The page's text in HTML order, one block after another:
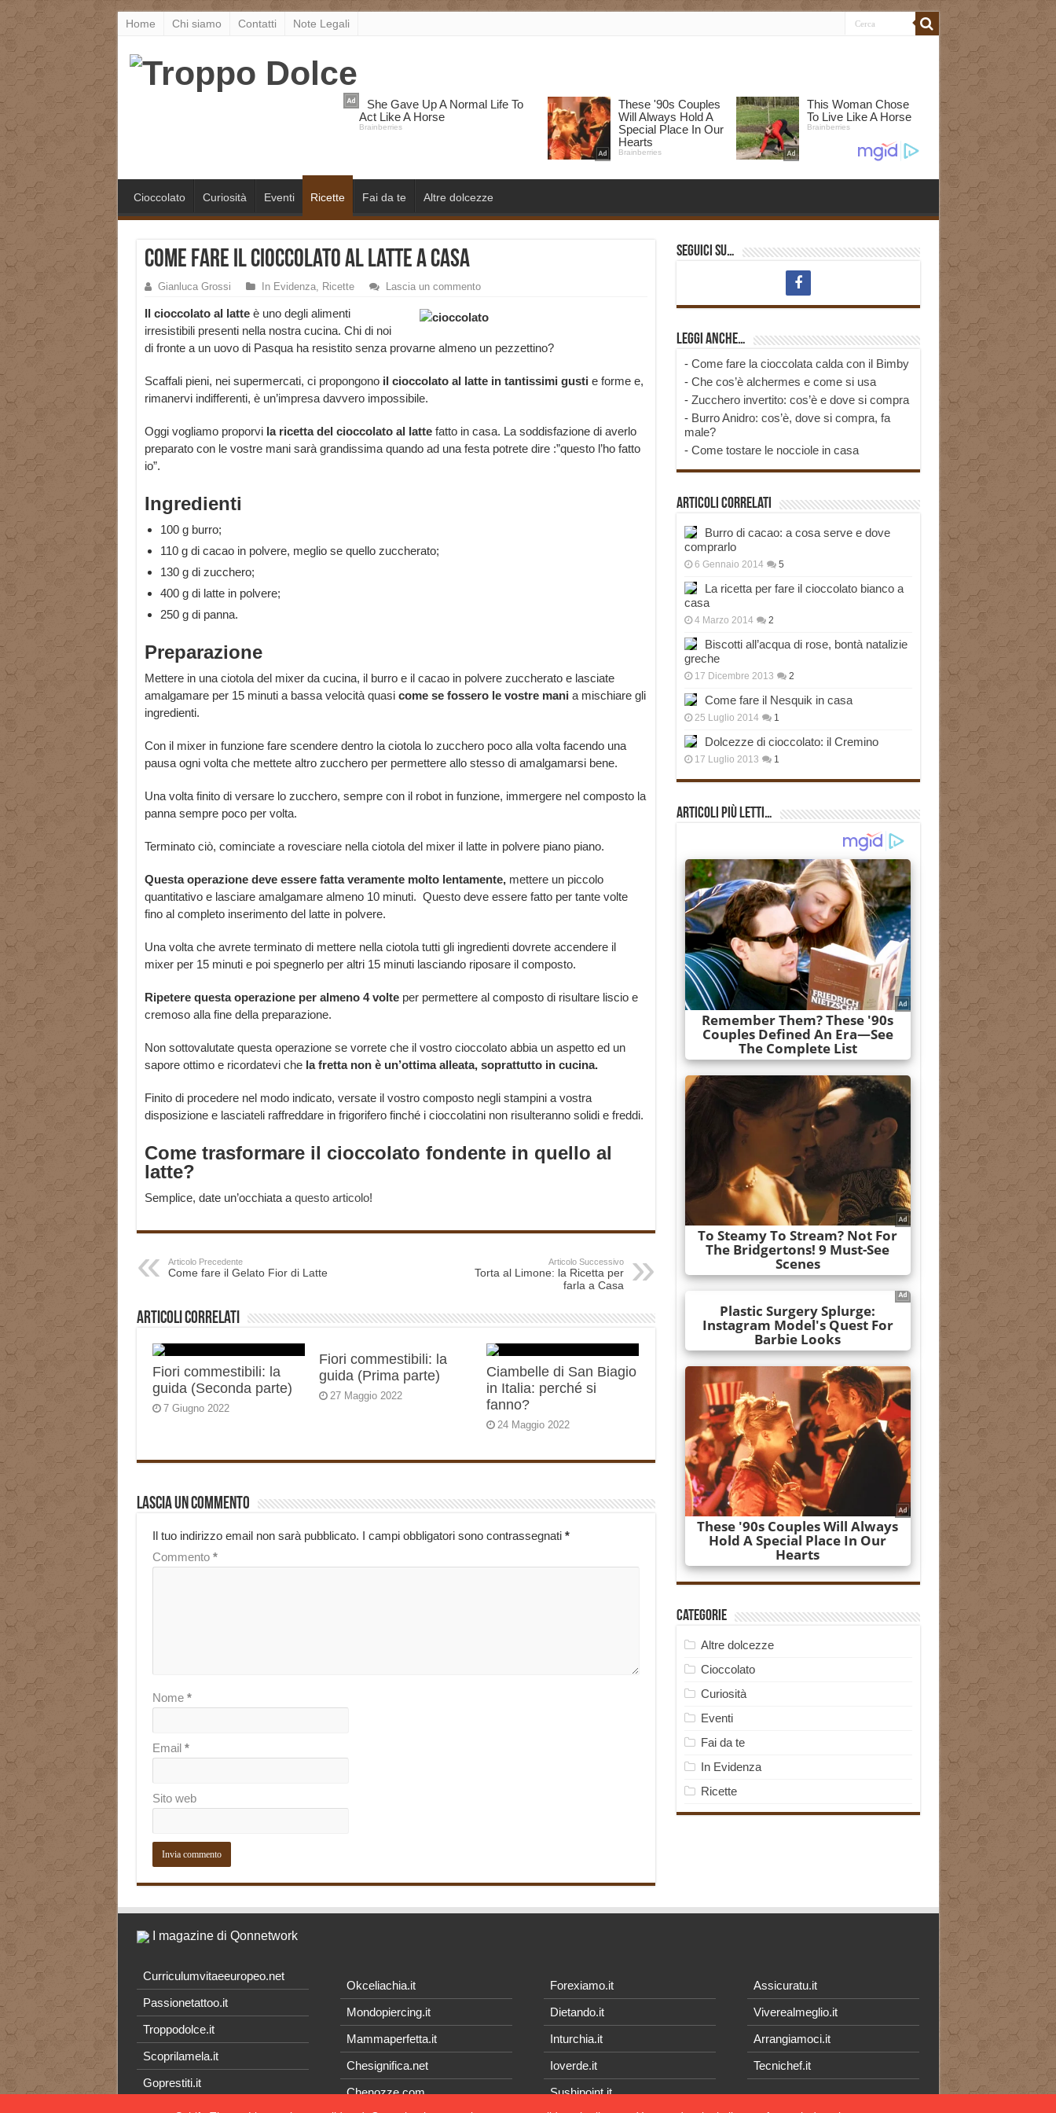
Home Chi siamo Contatti Note Legali
Cioccolato Curiosità Eventi Ricette Fai da te Altre dolcezze
Come fare il Cioccolato al Latte a Casa
Gianluca Grossi In Evidenza, Ricette Lascia un commento
Il cioccolato al latteè uno degli alimenti
irresistibili presenti nella nostra cucina. Chi di noi
di fronte a un uovo di Pasqua ha resistito senza provarne almeno un pezzettino?
Scaffali pieni, nei supermercati, ci propongono il cioccolato al latte in tantissimi gusti e forme e,
rimanervi indifferenti, è un’impresa davvero impossibile.
Oggi vogliamo proporvila ricetta del cioccolato al lattefatto in casa. La soddisfazione di averlo
preparato con le vostre mani sarà grandissima quando ad una festa potrete dire :”questo l’ho fatto
io”.
Ingredienti
100 g burro;
110 g di cacao in polvere, meglio se quello zuccherato;
130 g di zucchero;
400 g di latte in polvere;
250 g di panna.
Preparazione
Mettere in una ciotola del mixer da cucina, il burro e il cacao in polvere zuccherato e lasciate
amalgamare per 15 minuti a bassa velocità quasi come se fossero le vostre mani a mischiare gli
ingredienti.
Con il mixer in funzione fare scendere dentro la ciotola lo zucchero poco alla volta facendo una
pausa ogni volta che mettete altro zucchero per permettere allo stesso di amalgamarsi bene.
Una volta finito di versare lo zucchero, sempre con il robot in funzione, immergere nel composto la
panna sempre poco per volta.
Terminato ciò, cominciate a rovesciare nella ciotola del mixer il latte in polvere piano piano.
Questa operazione deve essere fatta veramente molto lentamente,mettere un piccolo
quantitativo e lasciare amalgamare almeno 10 minuti. Questo deve essere fatto per tante volte
fino al completo inserimento del latte in polvere.
Una volta che avrete terminato di mettere nella ciotola tutti gli ingredienti dovrete accendere il
mixer per 15 minuti e poi spegnerlo per altri 15 minuti lasciando riposare il composto.
Ripetere questa operazione per almeno 4 volteper permettere al composto di risultare liscio e
cremoso alla fine della preparazione.
Non sottovalutate questa operazione se vorrete che il vostro cioccolato abbia un aspetto ed un
sapore ottimo e ricordatevi chela fretta non è un’ottima alleata, soprattutto in cucina.
Finito di procedere nel modo indicato, versate il vostro composto negli stampini a vostra
disposizione e lasciateli raffreddare in frigorifero finché i cioccolatini non risulteranno solidi e freddi.
Come trasformare il cioccolato fondente in quello al
latte?
Semplice, date un’occhiata a questo articolo!
Articolo Precedente
Come fare il Gelato Fior di Latte
Articolo Successivo
Torta al Limone: la Ricetta per
farla a Casa
Articoli correlati
Fiori commestibili: la
guida (Seconda parte)
7 Giugno 2022
Fiori commestibili: la
guida (Prima parte)
27 Maggio 2022
Ciambelle di San Biagio
in Italia: perché si
fanno?
24 Maggio 2022
Lascia un commento
Il tuo indirizzo email non sarà pubblicato. I campi obbligatori sono contrassegnati *
Commento *
Nome *
Email *
Sito web
Seguici su…
Leggi anche…
- Come fare la cioccolata calda con il Bimby
- Che cos’è alchermes e come si usa
- Zucchero invertito: cos’è e dove si compra
- Burro Anidro: cos’è, dove si compra, fa
male?
- Come tostare le nocciole in casa
Articoli correlati
Burro di cacao: a cosa serve e dove
comprarlo
6 Gennaio 2014 5
La ricetta per fare il cioccolato bianco a
casa
4 Marzo 2014 2
Biscotti all’acqua di rose, bontà natalizie
greche
17 Dicembre 2013 2
Come fare il Nesquik in casa
25 Luglio 2014 1
Dolcezze di cioccolato: il Cremino
17 Luglio 2013 1
Articoli più Letti…
Categorie
Altre dolcezze
Cioccolato
Curiosità
Eventi
Fai da te
In Evidenza
Ricette
I magazine di Qonnetwork
Curriculumvitaeeuropeo.net
Passionetattoo.it
Troppodolce.it
Scoprilamela.it
Goprestiti.it
Okceliachia.it
Mondopiercing.it
Mammaperfetta.it
Chesignifica.net
Chenozze.com
Forexiamo.it
Dietando.it
Inturchia.it
Ioverde.it
Sushipoint.it
Assicuratu.it
Viverealmeglio.it
Arrangiamoci.it
Tecnichef.it